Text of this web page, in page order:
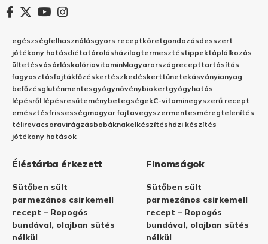
egészségfelhasználásgyors receptköretgondozásdesszert
jótékony hatásdiétatárolásházilagtermesztéstippektáplálkozás
ültetésvásárláskalóriavitaminMagyarországrecepttartósítás
fagyasztásfajtákfőzéskertészkedéskerttünetekásványianyag
befőzésgluténmentesgyógynövénybiokertgyógyhatás
lépésről lépésresüteménybetegségekC-vitaminegyszerű recept
emésztésfrissességmagyar fajtavegyszermentesméregtelenítés
télirevacsoravirágzásbabáknakelkészítésházi készítés
jótékony hatások
Éléstárba érkezett
Sütőben sült
parmezános csirkemell
recept – Ropogós
bundával, olajban sütés
nélkül
Finomságok
Sütőben sült
parmezános csirkemell
recept – Ropogós
bundával, olajban sütés
nélkül